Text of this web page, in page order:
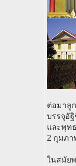
ต่อมาลู
บรรจุอั
และพุท
2 กุมภา
ในสมัย